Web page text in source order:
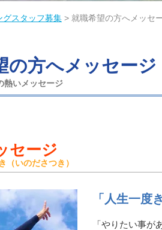
グスタッフ募集 > 就職希望の方へメッセ
の方へメッセージ
熱いメッセージ
セージ
（いのださつき）
「人生一度
「やりたい事が